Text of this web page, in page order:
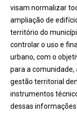
visam normalizar
ampliação de
território do
controlar o uso e
urbano, com o
para a comunidade,
gestão territorial
instrumentos
dessas informações